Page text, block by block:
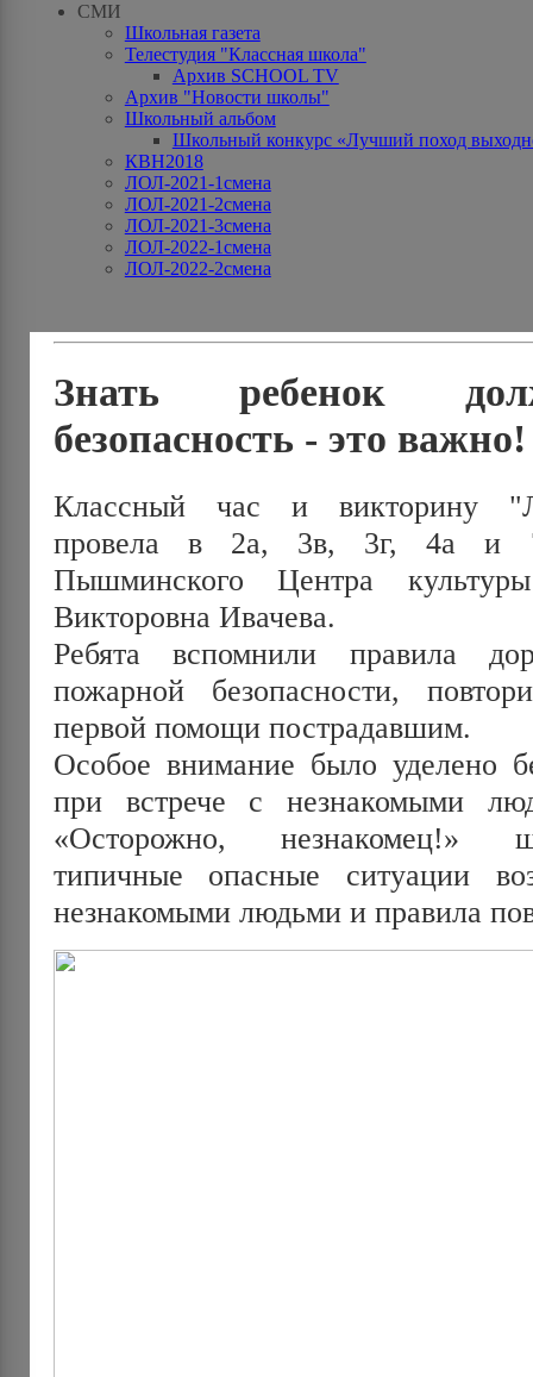
СМИ
Школьная газета
Телестудия "Классная школа"
Архив SCHOOL TV
Архив "Новости школы"
Школьный альбом
Школьный конкурс «Лучший поход
КВН2018
ЛОЛ-2021-1смена
ЛОЛ-2021-2смена
ЛОЛ-2021-3смена
ЛОЛ-2022-1смена
ЛОЛ-2022-2смена
Знать ребенок
безопасность - это важно!
Классный час и викторину
провела в 2а, 3в, 3г, 4а и
Пышминского Центра
Викторовна Ивачева.
Ребята вспомнили правила
пожарной безопасности,
первой помощи пострадавшим.
Особое внимание было уделено
при встрече с незнакомыми
«Осторожно, незнакомец!»
типичные опасные ситуации
незнакомыми людьми и правила